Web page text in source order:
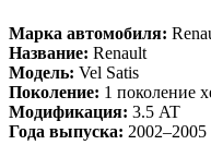
Марка автомобиля:
Название: Renault
Модель: Vel Satis
Поколение: 1 поколение
Модификация: 3.5 AT
Года выпуска: 2002–2005